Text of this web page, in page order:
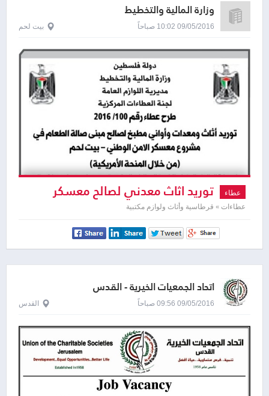
وزارة المالية والتخطيط
09/05/2016 10:02 صباحاً بيت لحم
عطاء توريد اثاث معدني لصالح معسكر
الامن الوطني
عطاءات » قرطاسية وأثاث ولوازم مكتبية
اتحاد الجمعيات الخيرية - القدس
09/05/2016 09:56 صباحاً القدس